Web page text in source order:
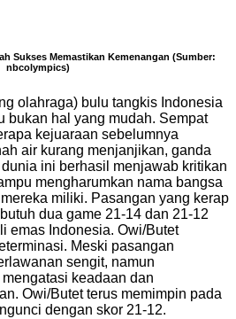
Sukses Memastikan Kemenangan (Sumber:
nbcolympics)
olahraga) bulu tangkis Indonesia
bukan hal yang mudah. Sempat
kejuaraan sebelumnya
air kurang menjanjikan, ganda
ini berhasil menjawab kritikan
mengharumkan nama bangsa
miliki. Pasangan yang kerap
dua game 21-14 dan 21-12
emas Indonesia. Owi/Butet
Meski pasangan
sengit, namun
keadaan dan
Owi/Butet terus memimpin pada
dengan skor 21-12.